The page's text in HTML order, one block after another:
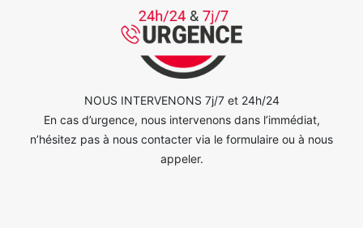
NOUS INTERVENONS 7j/7 et 24h/24
En cas d’urgence, nous intervenons dans l’immédiat,
n’hésitez pas à nous contacter via le formulaire ou à nous
appeler.